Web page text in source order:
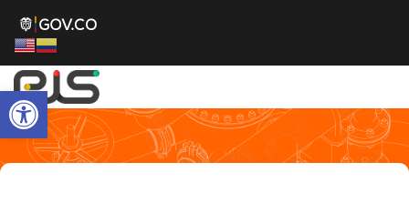
Abrir barra de herramientas